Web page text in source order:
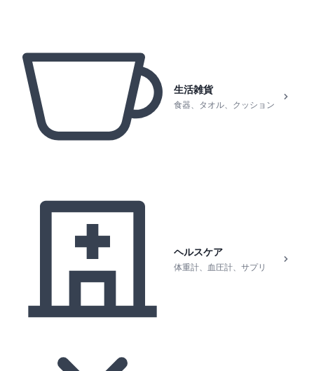
生活雑貨
食器、タオル、クッション
ヘルスケア
体重計、血圧計、サプリ